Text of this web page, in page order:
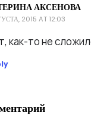
АКСЕНОВА
2015 AT 12:03
как-то не